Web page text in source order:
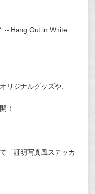
～Hang Out in White
リジナルグッズや、
！
「証明写真風ステッカ